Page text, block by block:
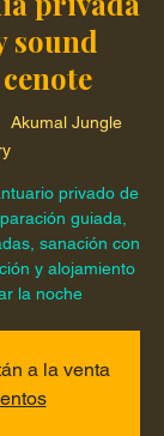
sound
Akumal Jungle
privado de
guiada,
sanación con
y alojamiento
la noche
a la venta